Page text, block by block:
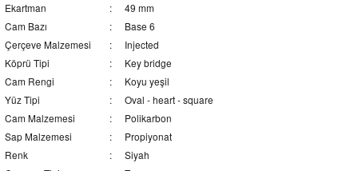
Ekartman
49 mm
Cam Bazı
Base 6
Çerçeve Malzemesi
Injected
Köprü Tipi
Key bridge
Cam Rengi
Koyu yeşil
Yüz Tipi
Oval - heart - square
Cam Malzemesi
Polikarbon
Sap Malzemesi
Propiyonat
Renk
Siyah